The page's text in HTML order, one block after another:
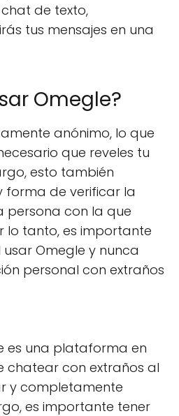
chat de texto,
tus mensajes en una
Omegle?
anónimo, lo que
que reveles tu
esto también
forma de verificar la
con la que
lo tanto, es importante
Omegle y nunca
personal con extraños
es una plataforma en
chatear con extraños al
y completamente
es importante tener